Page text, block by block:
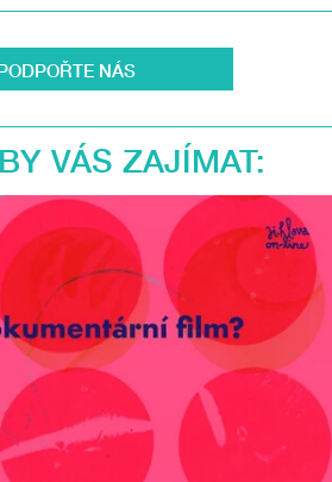
NÁS
VÁS ZAJÍMAT: